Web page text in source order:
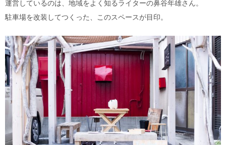
運営しているのは、地域をよく知るライターの鼻谷年雄さん。
駐車場を改装してつくった、このスペースが目印。